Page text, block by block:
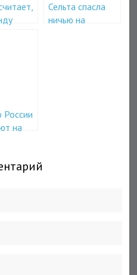
Сельта спасла
ничью на
России
на